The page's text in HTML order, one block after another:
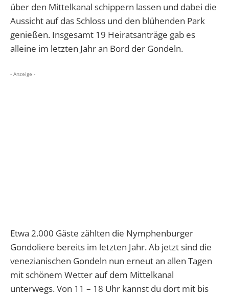
über den Mittelkanal schippern lassen und dabei die
Aussicht auf das Schloss und den blühenden Park
genießen. Insgesamt 19 Heiratsanträge gab es
alleine im letzten Jahr an Bord der Gondeln.
- Anzeige -
Etwa 2.000 Gäste zählten die Nymphenburger
Gondoliere bereits im letzten Jahr. Ab jetzt sind die
venezianischen Gondeln nun erneut an allen Tagen
mit schönem Wetter auf dem Mittelkanal
unterwegs. Von 11 – 18 Uhr kannst du dort mit bis